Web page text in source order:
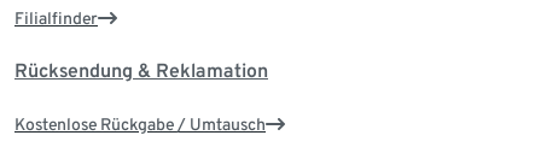
Filialfinder
Rücksendung & Reklamation
Kostenlose Rückgabe / Umtausch